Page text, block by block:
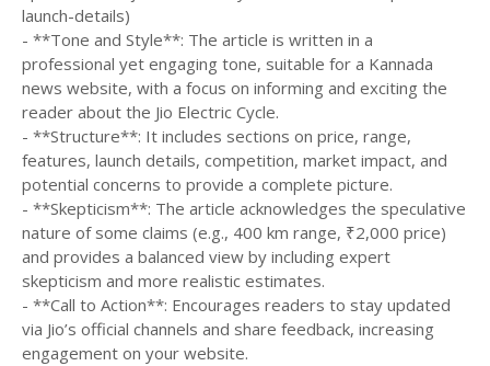
launch-details)
- **Tone and Style**: The article is written in a
professional yet engaging tone, suitable for a Kannada
news website, with a focus on informing and exciting the
reader about the Jio Electric Cycle.
- **Structure**: It includes sections on price, range,
features, launch details, competition, market impact, and
potential concerns to provide a complete picture.
- **Skepticism**: The article acknowledges the speculative
nature of some claims (e.g., 400 km range, ₹2,000 price)
and provides a balanced view by including expert
skepticism and more realistic estimates.
- **Call to Action**: Encourages readers to stay updated
via Jio’s official channels and share feedback, increasing
engagement on your website.